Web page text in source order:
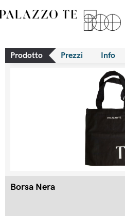
Prodotto Prezzi Info
Borsa Nera